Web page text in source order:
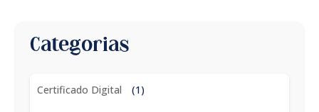
Categorias
Certificado Digital (1)